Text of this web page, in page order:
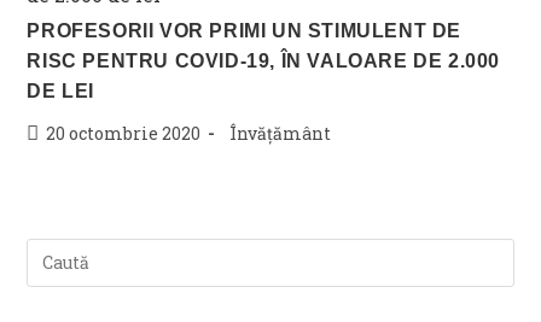
PROFESORII VOR PRIMI UN STIMULENT DE
RISC PENTRU COVID-19, ÎN VALOARE DE 2.000
DE LEI
Post20 octombrie 2020
Post
Învățământ